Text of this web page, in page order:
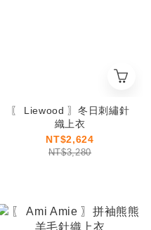
〖 Liewood 〗冬日刺繡針
織上衣
NT$2,624
NT$3,280